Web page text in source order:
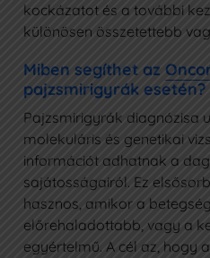
kockázatot és a további
különösen összetettebb
Miben segíthet az
pajzsmirigyrák esetén?
Pajzsmirigyrák diagnózisa
molekuláris és genetikai
információt adhatnak a
sajátosságairól. Ez
hasznos, amikor a
előrehaladottabb, vagy a
egyértelmű. A cél az, hogy